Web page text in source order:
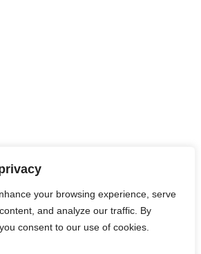
your browsing experience, serve
and analyze our traffic. By
consent to our use of cookies.